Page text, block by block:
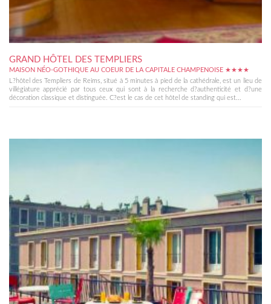
GRAND HÔTEL DES TEMPLIERS
MAISON NÉO-GOTHIQUE AU COEUR DE LA CAPITALE CHAMPENOISE ★★★★
L?hôtel des Templiers de Reims, situé à 5 minutes à pied de la cathédrale, est un lieu de
villégiature apprécié par tous ceux qui sont à la recherche d?authenticité et d?une
décoration classique et distinguée. C?est le cas de cet hôtel de standing qui est...